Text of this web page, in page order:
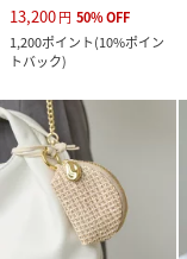
品番
13,200円 50%OFF
1,200ポイント(10%ポイン
トバック)